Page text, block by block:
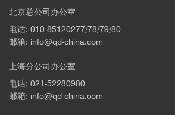
北京总公司办公室
电话: 010-85120277/78/79/80
邮箱: info@qd-china.com
上海分公司办公室
电话: 021-52280980
邮箱: info@qd-china.com